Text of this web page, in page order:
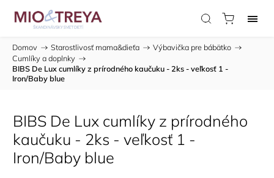
Domov / Starostlivosť mama&dieťa / Výbavička pre bábätko /
Cumlíky a doplnky /
BIBS De Lux cumlíky z prírodného kaučuku - 2ks - veľkosť 1 -
Iron/Baby blue
BIBS De Lux cumlíky z prírodného
kaučuku - 2ks - veľkosť 1 -
Iron/Baby blue